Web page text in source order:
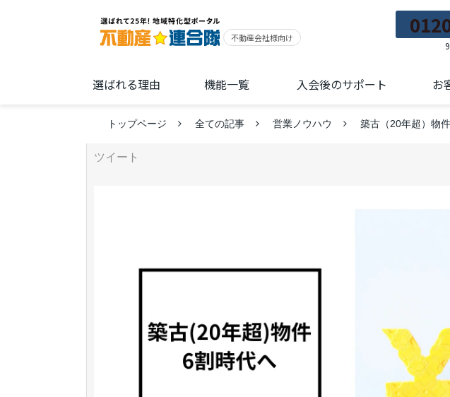
選ばれる理由 機能一覧 入会後のサポート お
トップページ 全ての記事 営業ノウハウ 築古（20年超）物
ツイート